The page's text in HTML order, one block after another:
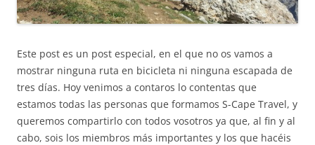
Este post es un post especial, en el que no os vamos a
mostrar ninguna ruta en bicicleta ni ninguna escapada de
tres días. Hoy venimos a contaros lo contentas que
estamos todas las personas que formamos S-Cape Travel, y
queremos compartirlo con todos vosotros ya que, al fin y al
cabo, sois los miembros más importantes y los que hacéis